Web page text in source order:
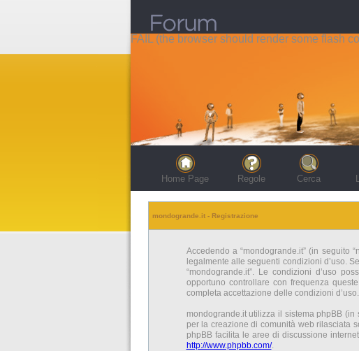
FAIL (the browser should render some flash
Home Page Regole Cerca
mondogrande.it - Registrazione
Accedendo a “mondogrande.it” (in seguito
legalmente alle seguenti condizioni d’uso.
“mondogrande.it”. Le condizioni d’uso
opportuno controllare con frequenza
completa accettazione delle condizioni d’uso.
mondogrande.it utilizza il sistema phpBB (in
per la creazione di comunità web rilasciata
phpBB facilita le aree di discussione
http://www.phpbb.com/.